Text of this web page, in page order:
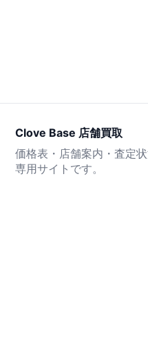
Clove Base 店舗買取
価格表・店舗案内・査定
専用サイトです。